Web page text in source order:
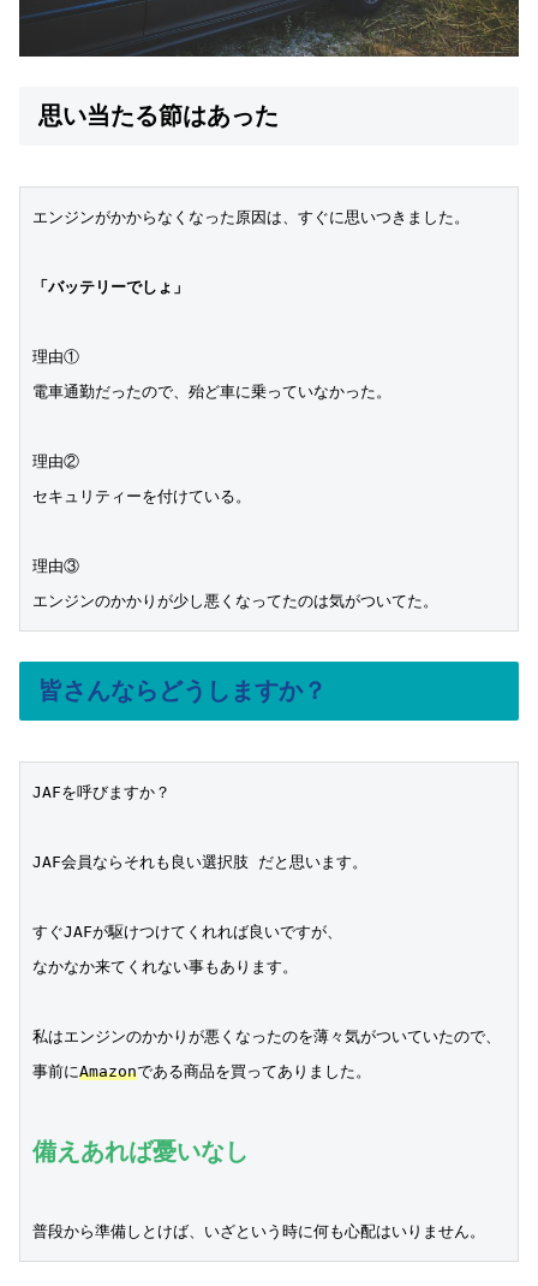
思い当たる節はあった
エンジンがかからなくなった原因は、すぐに思いつきました。
「バッテリーでしょ」
理由①
電車通勤だったので、殆ど車に乗っていなかった。
理由②
セキュリティーを付けている。
理由③
エンジンのかかりが少し悪くなってたのは気がついてた。
皆さんならどうしますか？
JAFを呼びますか？
JAF会員ならそれも良い選択肢 だと思います。
すぐJAFが駆けつけてくれれば良いですが、
なかなか来てくれない事もあります。
私はエンジンのかかりが悪くなったのを薄々気がついていたので、
事前にAmazonである商品を買ってありました。
備えあれば憂いなし
普段から準備しとけば、いざという時に何も心配はいりません。